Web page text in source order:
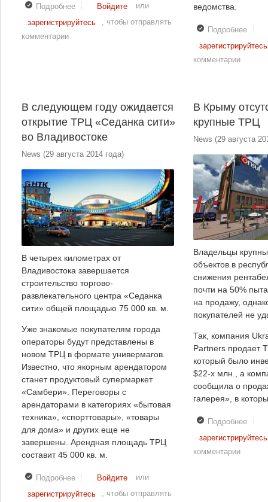
Подробнеео В Москве будут построены аэро-отели
Войдите
или
зарегистрируйтесь
, чтобы отправлять
комментарии
ведомства.
Подробнее о
зарегистрируйтесь
комментарии
В следующем году ожидается
открытие ТРЦ «Седанка сити»
во Владивостоке
News (29 августа 2014 года)
В четырех километрах от
Владивостока завершается
строительство торгово-
развлекательного центра «Седанка
сити» общей площадью 75 000 кв. м.
Уже знакомые покупателям города
операторы будут представлены в
новом ТРЦ в формате универмагов.
Известно, что якорным арендатором
станет продуктовый супермаркет
«Самбери». Переговоры с
арендаторами в категориях «бытовая
техника», «спорттовары», «товары
для дома» и других еще не
завершены. Арендная площадь ТРЦ
составит 45 000 кв. м.
Подробнеео В следующем году ожидается открытие ТРЦ
«Седанка сити» во Владивостоке
Войдите
или
зарегистрируйтесь
, чтобы отправлять
В Крыму
крупные ТРЦ
News (29 августа
Владельцы
объектов в
снижения
почти на 50%
на продажу,
покупателей не
Так, компания
Partners продает
который было
$22-х млн., а
сообщила о
галерея», в
Подробнее о В
зарегистрируйтесь
комментарии